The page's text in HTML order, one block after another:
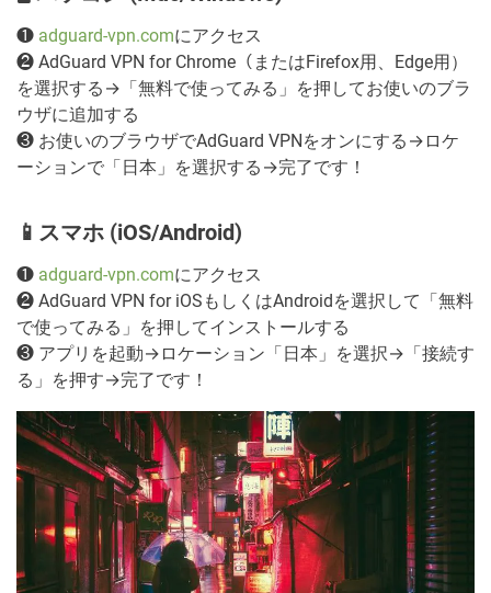
❶ adguard-vpn.comにアクセス
❷ AdGuard VPN for Chrome（またはFirefox用、Edge用）
を選択する→「無料で使ってみる」を押してお使いのブラ
ウザに追加する
❸ お使いのブラウザでAdGuard VPNをオンにする→ロケ
ーションで「日本」を選択する→完了です！
📱スマホ (iOS/Android)
❶ adguard-vpn.comにアクセス
❷ AdGuard VPN for iOSもしくはAndroidを選択して「無料
で使ってみる」を押してインストールする
❸ アプリを起動→ロケーション「日本」を選択→「接続す
る」を押す→完了です！